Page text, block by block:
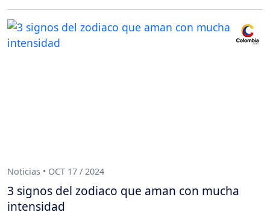
Noticias • OCT 17 / 2024
3 signos del zodiaco que aman con mucha
intensidad